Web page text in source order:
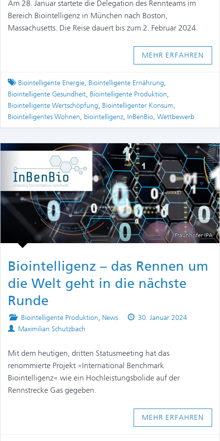
Am 28. Januar startete die Delegation des Rennteams im
Bereich Biointelligenz in München nach Boston,
Massachusetts. Die Reise dauert bis zum 2. Februar 2024.
MEHR ERFAHREN
Tagged
Biointelligente Energie, Biointelligente Ernährung,
Biointelligente Gesundheit, Biointelligente Produktion,
Biointelligente Wertschöpfung, Biointelligenter Konsum,
Biointelligentes Wohnen, biointelligenz, InBenBio, Wettbewerb
Fraunhofer IPA
Biointelligenz – das Rennen um
die Welt geht in die nächste
Runde
Posted
in
Biointelligente Produktion, News
Published
30. Januar 2024
Authors
Maximilian Schutzbach
Mit dem heutigen, dritten Statusmeeting hat das
renommierte Projekt »International Benchmark
Biointelligenz« wie ein Hochleistungsbolide auf der
Rennstrecke Gas gegeben.
MEHR ERFAHREN